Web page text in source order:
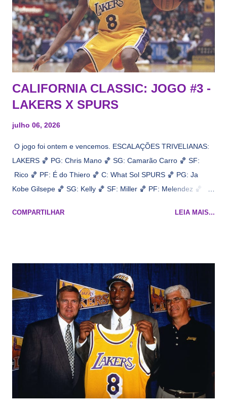
CALIFORNIA CLASSIC: JOGO #3 -
LAKERS X SPURS
julho 06, 2026
O jogo foi ontem e vencemos. ESCALAÇÕES TRIVELIANAS:
LAKERS 🏀 PG: Chris Mano 🏀 SG: Camarão Carro 🏀 SF:
Rico 🏀 PF: É do Thiero 🏀 C: What Sol SPURS 🏀 PG: Ja
Kobe Gilsepe 🏀 SG: Kelly 🏀 SF: Miller 🏀 PF: Melendez 🏀 C:
Na quadra Transmissão: NBA League Pass
COMPARTILHAR LEIA MAIS...